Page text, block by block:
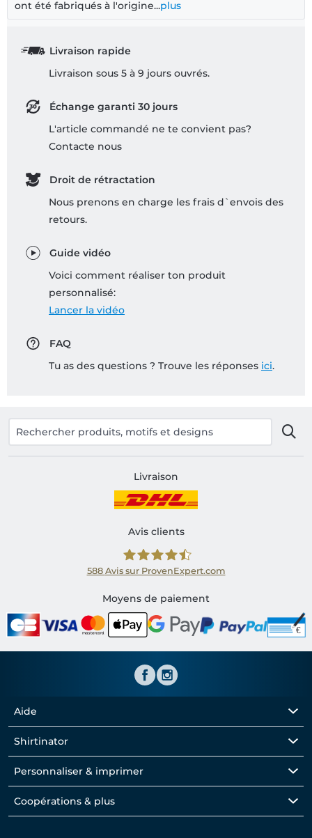
ont été fabriqués à l'origine...plus
Livraison rapide
Livraison sous 5 à 9 jours ouvrés.
Échange garanti 30 jours
L'article commandé ne te convient pas?
Contacte nous
Droit de rétractation
Nous prenons en charge les frais d`envois des
retours.
Guide vidéo
Voici comment réaliser ton produit
personnalisé:
Lancer la vidéo
FAQ
Tu as des questions ? Trouve les réponses ici.
Livraison
Avis clients
Shirtinator FR
588 Avis sur ProvenExpert.com
Moyens de paiement
Aide
Shirtinator
Personnaliser & imprimer
Coopérations & plus